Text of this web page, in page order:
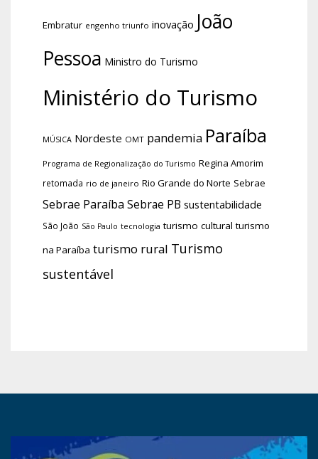
Embratur engenho triunfo inovação João
Pessoa Ministro do Turismo
Ministério do Turismo
MÚSICA Nordeste OMT pandemia Paraíba
Programa de Regionalização do Turismo Regina Amorim
retomada rio de janeiro Rio Grande do Norte Sebrae
Sebrae Paraíba Sebrae PB sustentabilidade
São João São Paulo tecnologia turismo cultural turismo
na Paraíba turismo rural Turismo
sustentável